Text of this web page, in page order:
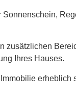
zusätzlichen
Ihres Hauses.
erheblich